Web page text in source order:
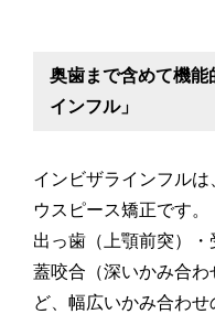
奥歯まで含めて機能
インフル」
インビザラインフル
ウスピース矯正です。
出っ歯（上顎前突）
蓋咬合（深いかみ合
ど、幅広いかみ合わせ